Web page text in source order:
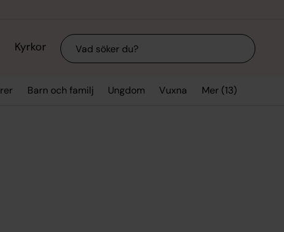
Kyrkor Sök
Barn och familj Ungdom Vuxna Mer (13)